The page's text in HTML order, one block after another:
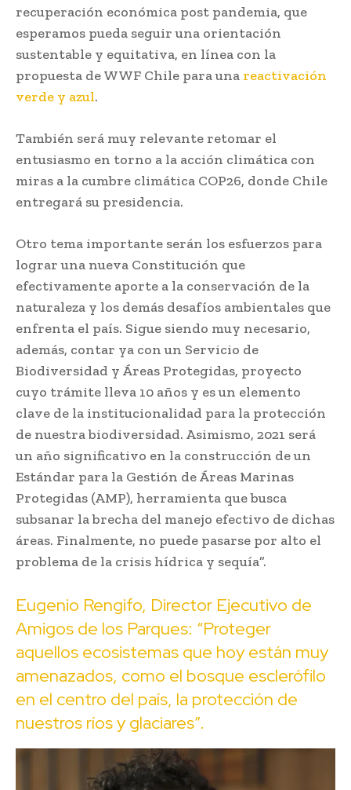
recuperación económica post pandemia, que
esperamos pueda seguir una orientación
sustentable y equitativa, en línea con la
propuesta de WWF Chile para una reactivación
verde y azul.
También será muy relevante retomar el
entusiasmo en torno a la acción climática con
miras a la cumbre climática COP26, donde Chile
entregará su presidencia.
Otro tema importante serán los esfuerzos para
lograr una nueva Constitución que
efectivamente aporte a la conservación de la
naturaleza y los demás desafíos ambientales que
enfrenta el país. Sigue siendo muy necesario,
además, contar ya con un Servicio de
Biodiversidad y Áreas Protegidas, proyecto
cuyo trámite lleva 10 años y es un elemento
clave de la institucionalidad para la protección
de nuestra biodiversidad. Asimismo, 2021 será
un año significativo en la construcción de un
Estándar para la Gestión de Áreas Marinas
Protegidas (AMP), herramienta que busca
subsanar la brecha del manejo efectivo de dichas
áreas. Finalmente, no puede pasarse por alto el
problema de la crisis hídrica y sequía”.
Eugenio Rengifo, Director Ejecutivo de
Amigos de los Parques: “Proteger
aquellos ecosistemas que hoy están muy
amenazados, como el bosque esclerófilo
en el centro del país, la protección de
nuestros ríos y glaciares”.